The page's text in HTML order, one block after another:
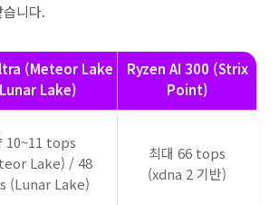
니다.
(Meteor Lake
Lake)
Ryzen AI 300 (Strix
Point)
10~11 tops
Lake) / 48
(Lunar Lake)
최대 66 tops
(xdna 2 기반)